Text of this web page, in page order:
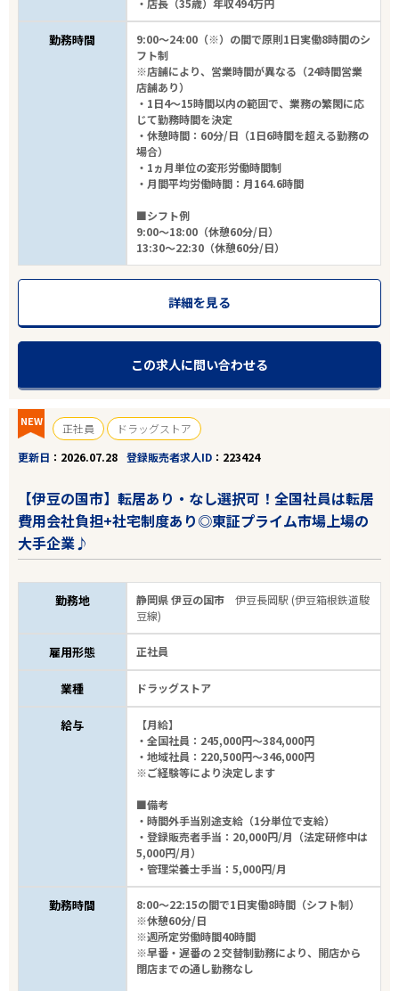
勤務時間
9:00～24:00（※）の間で原則1日実働8時間のシ
フト制
※店舗により、営業時間が異なる（24時間営業
店舗あり）
・1日4～15時間以内の範囲で、業務の繁閑に応
じて勤務時間を決定
・休憩時間：60分/日（1日6時間を超える勤務の
場合）
・1ヵ月単位の変形労働時間制
・月間平均労働時間：月164.6時間
■シフト例
9:00～18:00（休憩60分/日）
13:30～22:30（休憩60分/日）
詳細を見る
この求人に問い合わせる
NEW 正社員
ドラッグストア
更新日
2026.07.28 登録販売者求人ID 223424
【伊豆の国市】転居あり・なし選択可！全国社員は転居
費用会社負担+社宅制度あり◎東証プライム市場上場の
大手企業♪
勤務地 静岡県 伊豆の国市伊豆長岡駅 (伊豆箱根鉄道駿
豆線)
雇用形態 正社員
業種 ドラッグストア
給与
【月給】
・全国社員：245,000円～384,000円
・地域社員：220,500円～346,000円
※ご経験等により決定します
■備考
・時間外手当別途支給（1分単位で支給）
・登録販売者手当：20,000円/月（法定研修中は
5,000円/月）
・管理栄養士手当：5,000円/月
勤務時間
8:00～22:15の間で1日実働8時間（シフト制）
※休憩60分/日
※週所定労働時間40時間
※早番・遅番の２交替制勤務により、開店から
閉店までの通し勤務なし